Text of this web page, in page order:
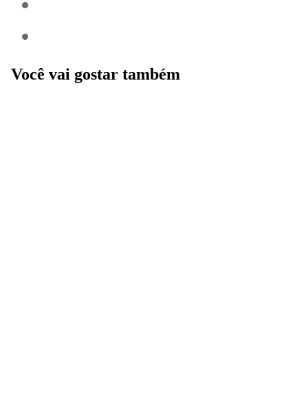
Você vai gostar também